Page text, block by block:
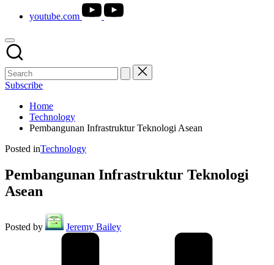
youtube.com
Subscribe
Home
Technology
Pembangunan Infrastruktur Teknologi Asean
Posted inTechnology
Pembangunan Infrastruktur Teknologi
Asean
Posted by Jeremy Bailey